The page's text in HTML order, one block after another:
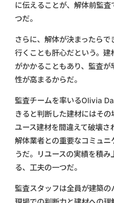
に伝えることが、解体前監
つだ。
さらに、解体が決まったら
行くことも肝心だという。
がかかることもあり、監査
性が高まるからだ。
監査チームを率いるOlivia
きると判断した建材にはそ
ユース建材を間違えて破壊
解体業者との重要なコミュ
うだ。リユースの実績を積
る、工夫の一つだ。
監査スタッフは全員が建築の